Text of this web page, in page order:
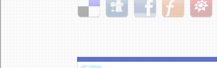
Delicious Digg Facebook Furl StudiVZ